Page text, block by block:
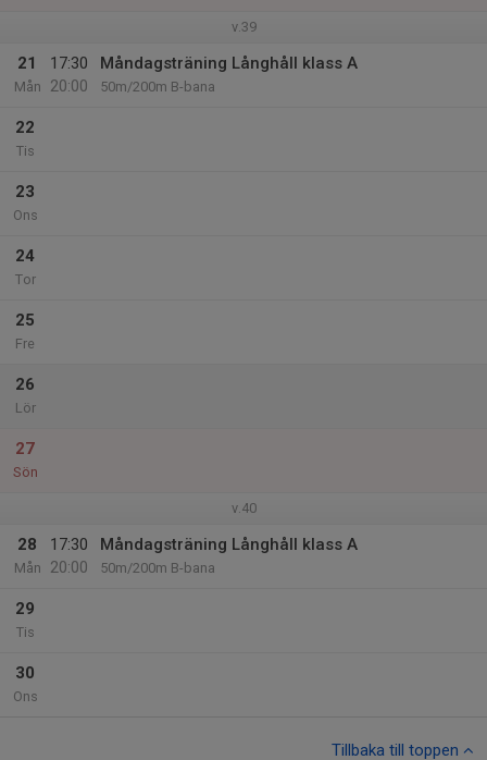
v.39
21
Mån
17:30
20:00
Måndagsträning Långhåll klass A
50m/200m B-bana
22
Tis
23
Ons
24
Tor
25
Fre
26
Lör
27
Sön
v.40
28
Mån
17:30
20:00
Måndagsträning Långhåll klass A
50m/200m B-bana
29
Tis
30
Ons
Tillbaka till toppen